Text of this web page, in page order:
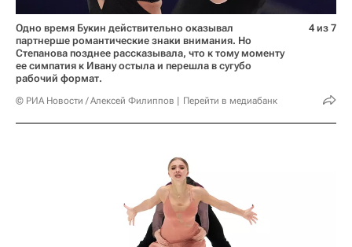
Одно время Букин действительно оказывал
партнерше романтические знаки внимания. Но
Степанова позднее рассказывала, что к тому моменту
ее симпатия к Ивану остыла и перешла в сугубо
рабочий формат.
© РИА Новости / Алексей Филиппов Перейти в медиабанк
4 из 7